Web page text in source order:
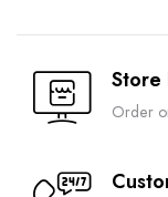
Store
Order